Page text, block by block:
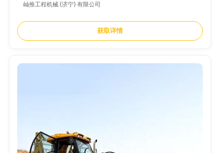
屾推工程机械 (济宁) 有限公司
获取详情